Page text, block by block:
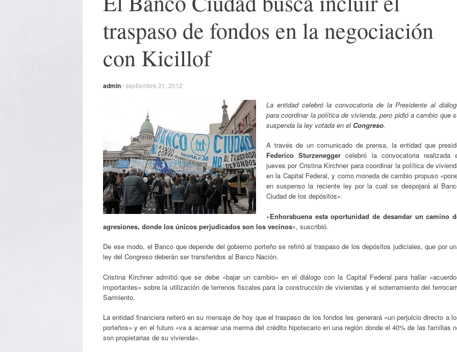
traspaso de fondos en la negociación
con Kicillof
admin/septiembre 21, 2012
La entidad celebró la convocatoria de la Presidente al
para coordinar la política de vivienda, pero pidió a cambio que
suspenda la ley votada en el Congreso.
A través de un comunicado de prensa, la entidad que
Federico Sturzeneggercelebró la convocatoria realizada
jueves por Cristina Kirchner para coordinar la política de
en la Capital Federal, y como moneda de cambio propuso
en suspenso la reciente ley por la cual se despojará al
Ciudad de los depósitos».
«Enhorabuena esta oportunidad de desandar un camino
agresiones, donde los únicos perjudicados son los vecinos«, suscribió.
De ese modo, el Banco que depende del gobierno porteño se refirió al traspaso de los depósitos judiciales, que por
ley del Congreso deberán ser transferidos al Banco Nación.
Cristina Kirchner admitió que se debe «bajar un cambio» en el diálogo con la Capital Federal para hallar
importantes» sobre la utilización de terrenos fiscales para la construcción de viviendas y el soterramiento del
Sarmiento.
La entidad financiera reiteró en su mensaje de hoy que el traspaso de los fondos les generará «un perjuicio directo a
porteños» y en el futuro «va a acarrear una merma del crédito hipotecario en una región donde el 40% de las familias
son propietarias de su vivienda».